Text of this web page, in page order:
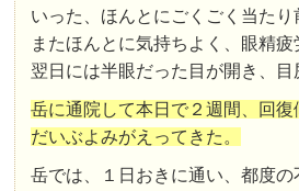
いった、ほんとにごくごく当た
またほんとに気持ちよく、眼精
翌日には半眼だった目が開き、目
岳に通院して本日で２週間、回
だいぶよみがえってきた。
岳では、１日おきに通い、都度